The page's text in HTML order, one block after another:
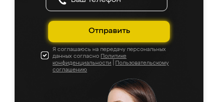
Отправить
Я соглашаюсь на передачу персональных
данных согласно Политике
конфиденциальности
Пользовательскому
соглашению